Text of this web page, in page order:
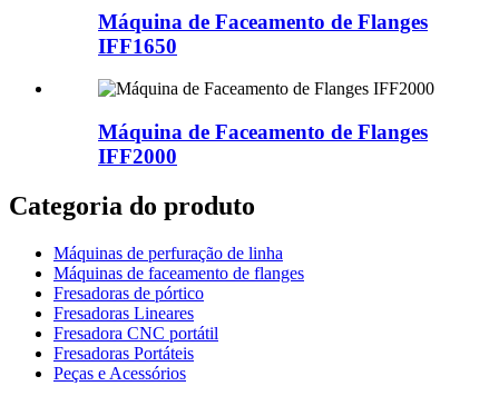
Máquina de Faceamento de Flanges
IFF1650
Máquina de Faceamento de Flanges
IFF2000
Categoria do produto
Máquinas de perfuração de linha
Máquinas de faceamento de flanges
Fresadoras de pórtico
Fresadoras Lineares
Fresadora CNC portátil
Fresadoras Portáteis
Peças e Acessórios